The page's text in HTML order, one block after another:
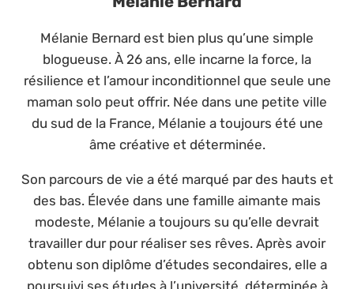
Mélanie Bernard est bien plus qu’une simple
blogueuse. À 26 ans, elle incarne la force, la
résilience et l’amour inconditionnel que seule une
maman solo peut offrir. Née dans une petite ville
du sud de la France, Mélanie a toujours été une
âme créative et déterminée.
Son parcours de vie a été marqué par des hauts et
des bas. Élevée dans une famille aimante mais
modeste, Mélanie a toujours su qu’elle devrait
travailler dur pour réaliser ses rêves. Après avoir
obtenu son diplôme d’études secondaires, elle a